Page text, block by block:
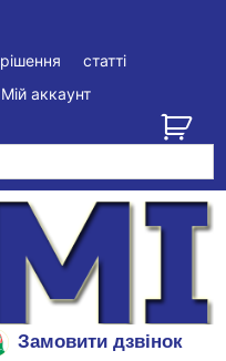
рішення
статті
Мій аккаунт
Замовити дзвінок